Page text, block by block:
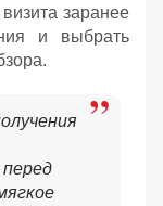
заранее
и выбрать